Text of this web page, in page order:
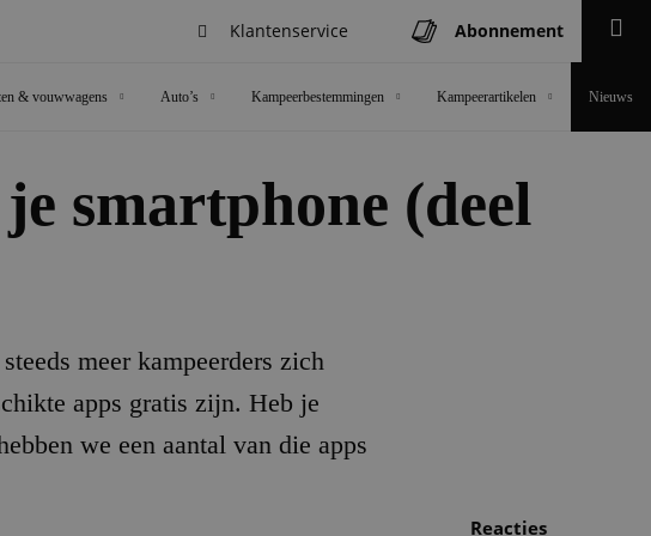
Klantenservice Abonnement
& vouwwagens Auto’s Kampeerbestemmingen Kampeerartikelen Nieuws
smartphone (deel
meer kampeerders zich
apps gratis zijn. Heb je
we een aantal van die apps
Reacties